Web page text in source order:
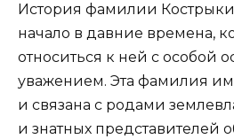
История фамилии
начало в давние времена,
относиться к ней с особой
уважением. Эта фамилия
и связана с родами
и знатных представителей